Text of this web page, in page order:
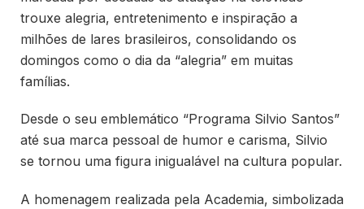
trouxe alegria, entretenimento e inspiração a
milhões de lares brasileiros, consolidando os
domingos como o dia da “alegria” em muitas
famílias.
Desde o seu emblemático “Programa Silvio Santos”
até sua marca pessoal de humor e carisma, Silvio
se tornou uma figura inigualável na cultura popular.
A homenagem realizada pela Academia, simbolizada